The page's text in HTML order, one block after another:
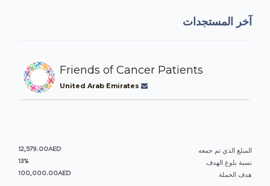
آخر المستجدات
Friends of Cancer Patients
United Arab Emirates
المبلغ الذي تم جمعه 12,579.00AED
نسبة بلوغ الهدف 13%
هدف الحملة 100,000.00AED